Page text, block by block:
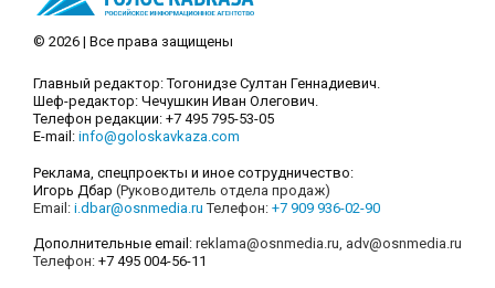
© 2026 | Все права защищены
Главный редактор: Тогонидзе Султан Геннадиевич.
Шеф-редактор: Чечушкин Иван Олегович.
Телефон редакции: +7 495 795-53-05
E-mail: info@goloskavkaza.com
Реклама, спецпроекты и иное сотрудничество:
Игорь Дбар (Руководитель отдела продаж)
Email: i.dbar@osnmedia.ru Телефон: +7 909 936-02-90
Дополнительные email: reklama@osnmedia.ru, adv@osnmedia.ru
Телефон: +7 495 004-56-11